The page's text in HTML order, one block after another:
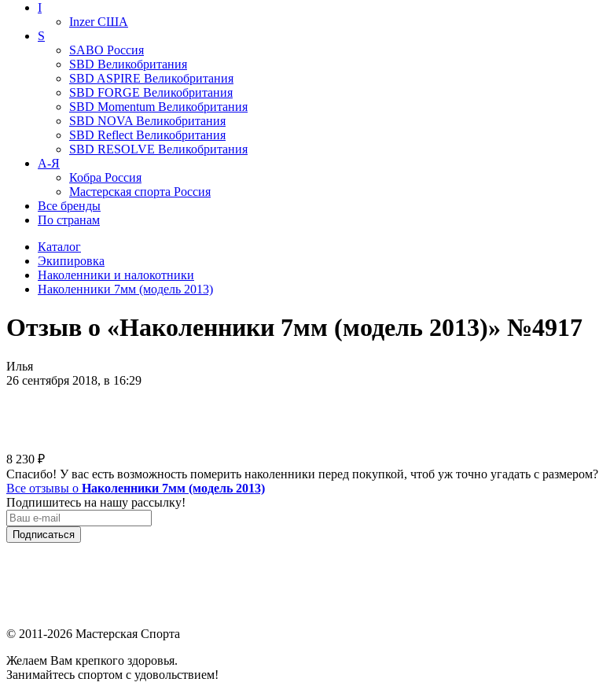
I
InzerСША
S
SABO Россия
SBD Великобритания
SBD ASPIRE Великобритания
SBD FORGE Великобритания
SBD Momentum Великобритания
SBD NOVA Великобритания
SBD Reflect Великобритания
SBD RESOLVE Великобритания
А-Я
Кобра Россия
Мастерская спорта Россия
Все бренды
По странам
Каталог
Экипировка
Наколенники и налокотники
Наколенники 7мм (модель 2013)
Отзыв о «Наколенники 7мм (модель 2013)» №4917
Илья
26 сентября 2018, в 16:29
8 230 ₽
Спасибо! У вас есть возможность померить наколенники перед покупкой, чтоб уж точно угадать с размером?
Все отзывы о Наколенники 7мм (модель 2013)
Подпишитесь на нашу рассылку!
Подписаться
© 2011-2026 Мастерская Спорта
Желаем Вам крепкого здоровья.
Занимайтесь спортом с удовольствием!